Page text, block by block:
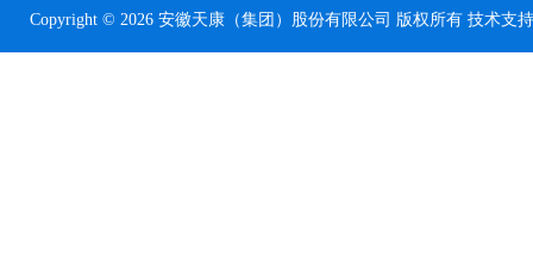
Copyright © 2026 安徽天康（集团）股份有限公司 版权所有 技术支